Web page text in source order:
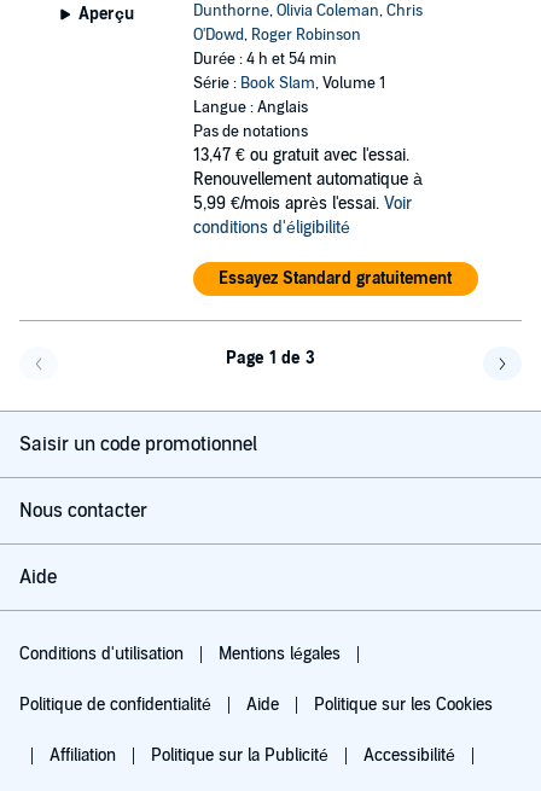
Aperçu
Dunthorne,Olivia Coleman,Chris
O'Dowd, Roger Robinson
Durée : 4 h et 54 min
Série : Book Slam, Volume 1
Langue : Anglais
Pas de notations
13,47 € ou gratuit avec l'essai.
Renouvellement automatique à
5,99 €/mois après l'essai. Voir
conditions d'éligibilité
Essayez Standard gratuitement
Page 1 de 3
Saisir un code promotionnel
Nous contacter
Aide
Conditions d'utilisation Mentions légales
Politique de confidentialité Aide Politique sur les Cookies
Affiliation Politique sur la Publicité Accessibilité